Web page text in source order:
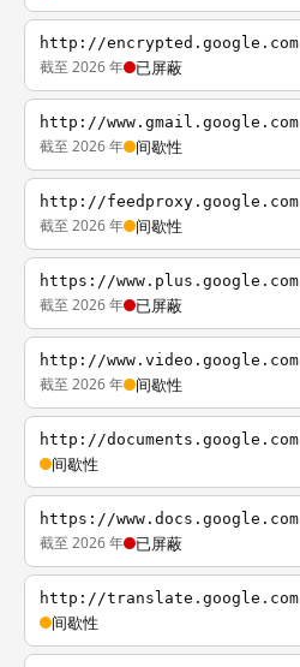
http://encrypted.google.com
截至 2026 年 已屏蔽
http://www.gmail.google.com
截至 2026 年 间歇性
http://feedproxy.google.com
截至 2026 年 间歇性
https://www.plus.google.com
截至 2026 年 已屏蔽
http://www.video.google.com
截至 2026 年 间歇性
http://documents.google.com
间歇性
https://www.docs.google.com
截至 2026 年 已屏蔽
http://translate.google.com
间歇性